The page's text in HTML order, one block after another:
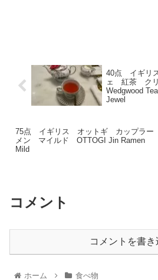
40点 イギリ
ェ 紅茶 ク
Wedgwood
Jewel
75点 イギリス オットギ カップラー
メン マイルド OTTOGI Jin Ramen
Mild
コメント
コメントを書き
ホーム 食べ物